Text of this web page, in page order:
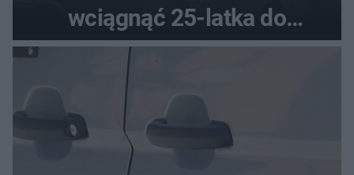
wciągnąć 25-latka do
samochodu